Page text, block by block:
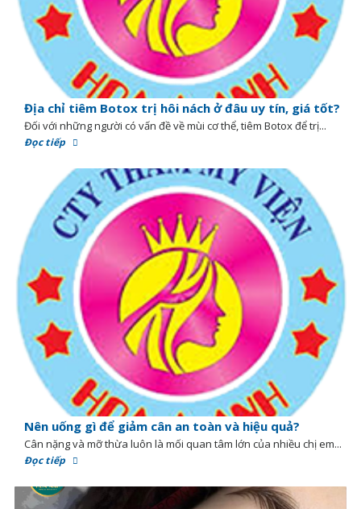
Địa chỉ tiêm Botox trị hôi nách ở đâu uy tín, giá tốt?
Đối với những người có vấn đề về mùi cơ thể, tiêm Botox để trị...
Đọc tiếp
Nên uống gì để giảm cân an toàn và hiệu quả?
Cân nặng và mỡ thừa luôn là mối quan tâm lớn của nhiều chị em...
Đọc tiếp